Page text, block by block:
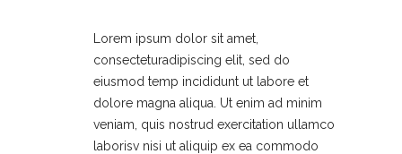
Lorem ipsum dolor sit amet,
consecteturadipiscing elit, sed do
eiusmod temp incididunt ut labore et
dolore magna aliqua. Ut enim ad minim
veniam, quis nostrud exercitation ullamco
laborisv nisi ut aliquip ex ea commodo